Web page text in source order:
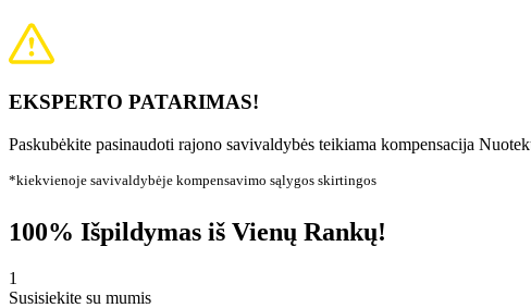
EKSPERTO PATARIMAS!
Paskubėkite pasinaudoti rajono savivaldybės teikiama kompensacija
*kiekvienoje savivaldybėje kompensavimo sąlygos skirtingos
100% Išpildymas iš Vienų Rankų!
1
Susisiekite su mumis